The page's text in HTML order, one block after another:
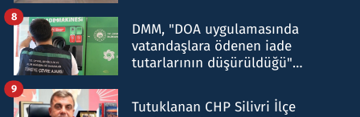
DMM, "DOA uygulamasında
vatandaşlara ödenen iade
tutarlarının düşürüldüğü"
8
Tutuklanan CHP Silivri İlçe
9